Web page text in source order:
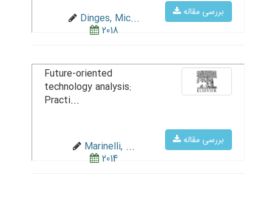
بررسی مقاله
Dinges, Mic...
2018
بررسی مقاله
Future-oriented
technology analysis:
Practi...
Marinelli, ...
2014